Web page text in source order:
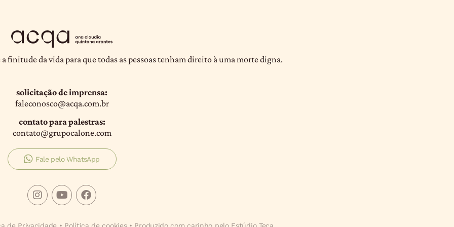
finitude da vida para que todas as pessoas tenham direito à uma morte digna.
solicitação de imprensa:
faleconosco@acqa.com.br
contato para palestras:
contato@grupocalone.com
Fale pelo WhatsApp